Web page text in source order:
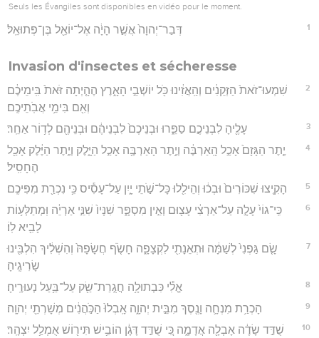
Seuls les Évangiles sont disponibles en vidéo pour le moment.
1 דְּבַר־יְהוָה֙ אֲשֶׁ֣ר הָיָ֔ה אֶל־יוֹאֵ֖ל בֶּן־פְּתוּאֵֽל׃
Invasion d'insectes et sécheresse
2
שִׁמְעוּ־זֹאת֙ הַזְּקֵנִ֔ים וְהַֽאֲזִ֔ינוּ כֹּ֖ל יוֹשְׁבֵ֣י הָאָ֑רֶץ הֶהָ֤יְתָה זֹּאת֙ בִּֽימֵיכֶ֔ם
וְאִ֖ם בִּימֵ֥י אֲבֹֽתֵיכֶֽם׃
3 עָלֶ֖יהָ לִבְנֵיכֶ֣ם סַפֵּ֑רוּ וּבְנֵיכֶם֙ לִבְנֵיהֶ֔ם וּבְנֵיהֶ֖ם לְד֥וֹר אַחֵֽר׃
4
יֶ֤תֶר הַגָּזָם֙ אָכַ֣ל הָֽאַרְבֶּ֔ה וְיֶ֥תֶר הָאַרְבֶּ֖ה אָכַ֣ל הַיָּ֑לֶק וְיֶ֣תֶר הַיֶּ֔לֶק אָכַ֖ל
הֶחָסִֽיל׃
5 הָקִ֤יצוּ שִׁכּוֹרִים֙ וּבְכ֔וּ וְהֵילִ֖לוּ כָּל־שֹׁ֣תֵי יָ֑יִן עַל־עָסִ֕יס כִּ֥י נִכְרַ֖ת מִפִּיכֶֽם׃
6
כִּֽי־גוֹי֙ עָלָ֣ה עַל־אַרְצִ֔י עָצ֖וּם וְאֵ֣ין מִסְפָּ֑ר שִׁנָּיו֙ שִׁנֵּ֣י אַרְיֵ֔ה וּֽמְתַלְּע֥וֹת
לָבִ֖יא לֽוֹ׃
7
שָׂ֤ם גַּפְנִי֙ לְשַׁמָּ֔ה וּתְאֵנָתִ֖י לִקְצָפָ֑ה חָשֹׂ֤ף חֲשָׂפָהּ֙ וְהִשְׁלִ֔יךְ הִלְבִּ֖ינוּ
שָׂרִיגֶֽיהָ׃
8 אֱלִ֕י כִּבְתוּלָ֥ה חֲגֻֽרַת־שַׂ֖ק עַל־בַּ֥עַל נְעוּרֶֽיהָ׃
9 הָכְרַ֥ת מִנְחָ֛ה וָנֶ֖סֶךְ מִבֵּ֣ית יְהוָ֑ה אָֽבְלוּ֙ הַכֹּ֣הֲנִ֔ים מְשָׁרְתֵ֖י יְהוָֽה׃
10 שֻׁדַּ֣ד שָׂדֶ֔ה אָבְלָ֖ה אֲדָמָ֑ה כִּ֚י שֻׁדַּ֣ד דָּגָ֔ן הוֹבִ֥ישׁ תִּיר֖וֹשׁ אֻמְלַ֥ל יִצְהָֽר׃